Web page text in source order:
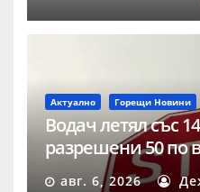
Актуално Горещи Новини
Водач летял със
разрешени 50 по
„Скорост“ в Шумен
авг. 6, 2026